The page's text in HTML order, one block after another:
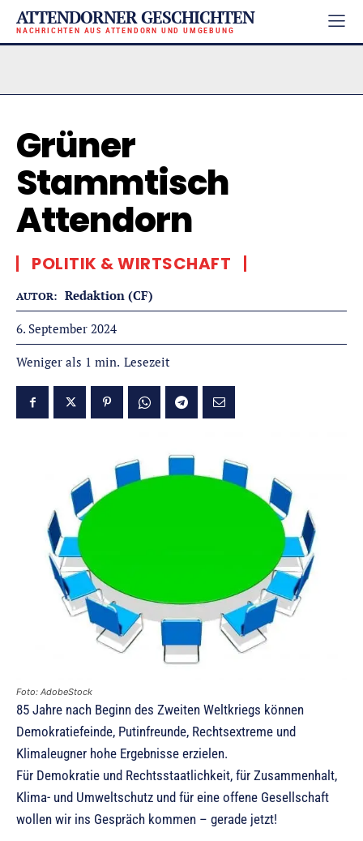
ATTENDORNER GESCHICHTEN
NACHRICHTEN AUS ATTENDORN UND UMGEBUNG
Grüner
Stammtisch
Attendorn
POLITIK & WIRTSCHAFT
AUTOR: Redaktion (CF)
6. September 2024
Weniger als 1 min. Lesezeit
Foto: AdobeStock
85 Jahre nach Beginn des Zweiten Weltkriegs können
Demokratiefeinde, Putinfreunde, Rechtsextreme und
Klimaleugner hohe Ergebnisse erzielen.
Für Demokratie und Rechtsstaatlichkeit, für Zusammenhalt,
Klima- und Umweltschutz und für eine offene Gesellschaft
wollen wir ins Gespräch kommen – gerade jetzt!